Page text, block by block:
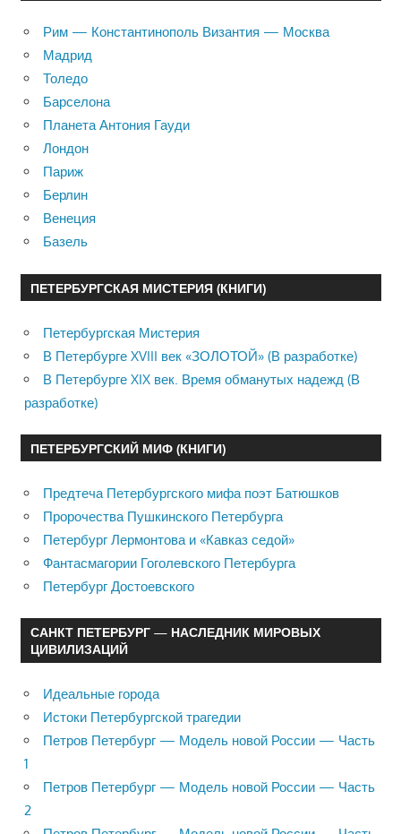
Рим — Константинополь Византия — Москва
Мадрид
Толедо
Барселона
Планета Антония Гауди
Лондон
Париж
Берлин
Венеция
Базель
ПЕТЕРБУРГСКАЯ МИСТЕРИЯ (КНИГИ)
Петербургская Мистерия
В Петербурге XVIII век «ЗОЛОТОЙ» (В разработке)
В Петербурге XIX век. Время обманутых надежд (В
разработке)
ПЕТЕРБУРГСКИЙ МИФ (КНИГИ)
Предтеча Петербургского мифа поэт Батюшков
Пророчества Пушкинского Петербурга
Петербург Лермонтова и «Кавказ седой»
Фантасмагории Гоголевского Петербурга
Петербург Достоевского
САНКТ ПЕТЕРБУРГ — НАСЛЕДНИК МИРОВЫХ
ЦИВИЛИЗАЦИЙ
Идеальные города
Истоки Петербургской трагедии
Петров Петербург — Модель новой России — Часть
1
Петров Петербург — Модель новой России — Часть
2